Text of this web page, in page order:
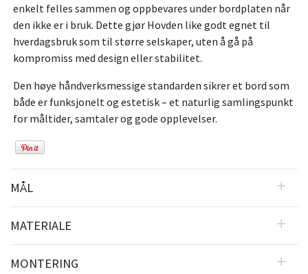
enkelt felles sammen og oppbevares under bordplaten når
den ikke er i bruk. Dette gjør Hovden like godt egnet til
hverdagsbruk som til større selskaper, uten å gå på
kompromiss med design eller stabilitet.
Den høye håndverksmessige standarden sikrer et bord som
både er funksjonelt og estetisk – et naturlig samlingspunkt
for måltider, samtaler og gode opplevelser.
MÅL
MATERIALE
MONTERING